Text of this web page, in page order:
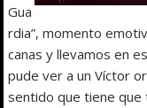
Gua
rdia”, momento
canas y llevamos en
pude ver a un Víctor
sentido que tiene